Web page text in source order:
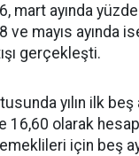
mart ayında
ve mayıs ayında
gerçekleşti.
yılın ilk beş
16,60 olarak
için beş